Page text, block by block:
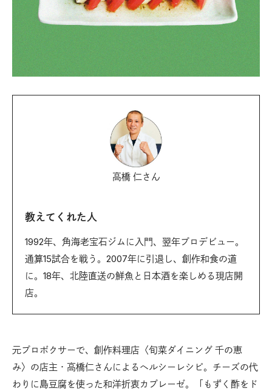
高橋 仁さん
教えてくれた人
1992年、角海老宝石ジムに入門、翌年プロデビュー。
通算15試合を戦う。2007年に引退し、創作和食の道
に。18年、北陸直送の鮮魚と日本酒を楽しめる現店開
店。
元プロボクサーで、創作料理店〈旬菜ダイニング 千の恵
み〉の店主・高橋仁さんによるヘルシーレシピ。チーズの代
わりに島豆腐を使った和洋折衷カプレーゼ。「もずく酢をド